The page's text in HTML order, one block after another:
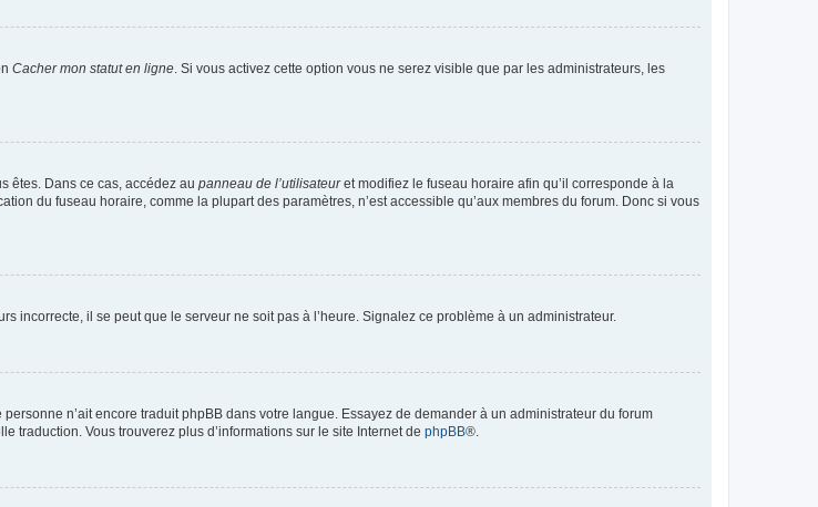
Cacher mon statut en ligne . Si vous activez cette option vous ne serez visible que par les administrateurs, les
êtes. Dans ce cas, accédez au panneau de l’utilisateuret modifiez le fuseau horaire afin qu’il corresponde à la
du fuseau horaire, comme la plupart des paramètres, n’est accessible qu’aux membres du forum. Donc si vous
incorrecte, il se peut que le serveur ne soit pas à l’heure. Signalez ce problème à un administrateur.
n’ait encore traduit phpBB dans votre langue. Essayez de demander à un administrateur du forum
traduction. Vous trouverez plus d’informations sur le site Internet de phpBB®.